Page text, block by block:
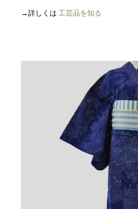
→詳しくは 工芸品を知る